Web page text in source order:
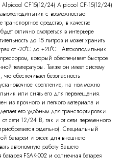
Alpicool CF15(12/24) Alpicool CF-15(12/24)
с возможностью
средство, в качестве
отлично смотреться в интерьере
до 15 литров и может хранить
от -20°C до +20°C. Автохолодильник
который обеспечивает быстрое
температуры. Также он имеет систему
обеспечивает безопасность
крепление, на нём можно
или снять его для перемещения.
из прочного и легкого материала и
его удобным для транспортировки.
сети 12/24 В, так и от сети переменного
отдельно). Специальный
батареи и отсек для внешнего
автономную работу Вашего
FSAK-002 и солнечная батарея